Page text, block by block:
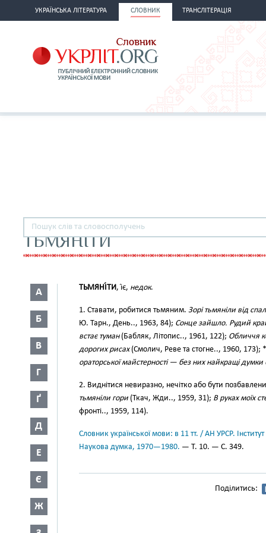
УКРАЇНСЬКА ЛІТЕРАТУРА СЛОВНИК ТРАНСЛІТЕРАЦІЯ
ТЬМЯНІТИ
А
Б
В
Г
Ґ
Д
Е
Є
Ж
ТЬМЯНІ́ТИ, і́є, недок.
1. Ставати, робитися тьмяним. Зорі тьмяніли від
Ю. Тарн., День.., 1963, 84); Сонце зайшло. Рудий
встає туман(Бабляк, Літопис.., 1961, 122); Обличчя
дорогих рисах(Смолич, Реве та стогне.., 1960, 173);
ораторської майстерності — без них найкращі думки
2. Виднітися невиразно, нечітко або бути
тьмяніли гори (Ткач, Жди.., 1959, 31); В руках моїх
фронті.., 1959, 114).
Словник української мови: в 11 тт. / АН УРСР.
Наукова думка, 1970—1980. — Т. 10. — С. 349.
Поділитись: